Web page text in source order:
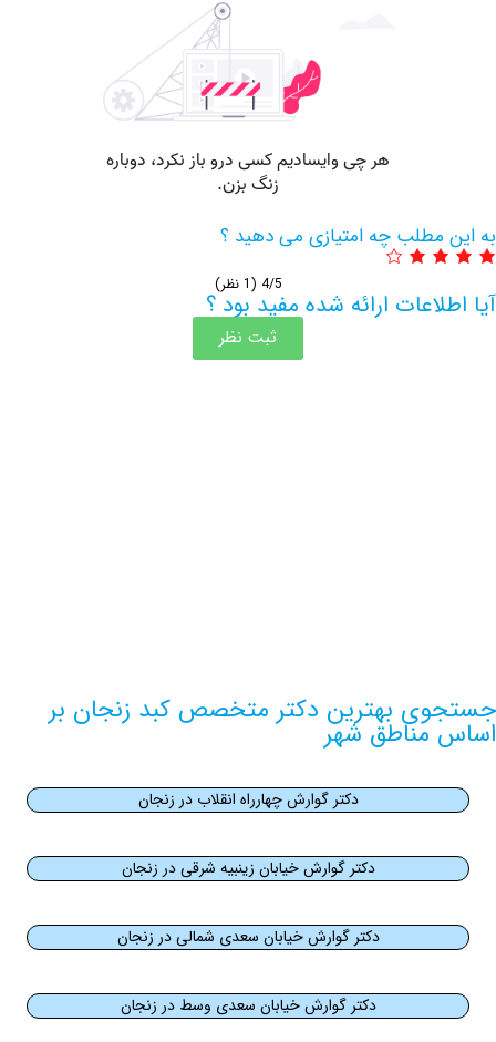
چه امتیازی می دهید ؟
ارائه شده مفید بود ؟
بهترین دکتر متخصص کبد زنجان بر
شهر
دکتر گوارش چهارراه انقلاب در زنجان
دکتر گوارش خیابان زینبیه شرقی در زنجان
دکتر گوارش خیابان سعدی شمالی در زنجان
دکتر گوارش خیابان سعدی وسط در زنجان